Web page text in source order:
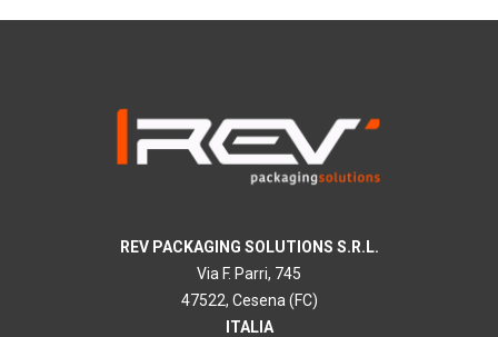
REV PACKAGING SOLUTIONS S.R.L.
Via F. Parri, 745
47522, Cesena (FC)
ITALIA